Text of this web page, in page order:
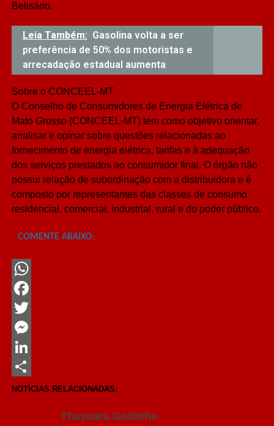
Belisário.
Leia Também: Gasolina volta a ser
preferência de 50% dos motoristas e
arrecadação estadual aumenta
Sobre o CONCEEL-MT
O Conselho de Consumidores de Energia Elétrica de
Mato Grosso (CONCEEL-MT) tem como objetivo orientar,
analisar e opinar sobre questões relacionadas ao
fornecimento de energia elétrica, tarifas e à adequação
dos serviços prestados ao consumidor final. O órgão não
possui relação de subordinação com a distribuidora e é
composto por representantes das classes de consumo
residencial, comercial, industrial, rural e do poder público.
COMENTE ABAIXO:
WhatsApp
Facebook
Twitter
Messenger
LinkedIn
Share
NOTÍCIAS RELACIONADAS:
Thaynara Godinho